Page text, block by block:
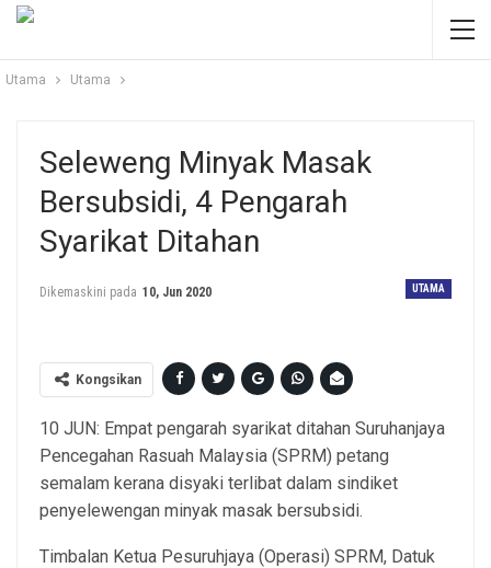
Utama Utama
Seleweng Minyak Masak
Bersubsidi, 4 Pengarah
Syarikat Ditahan
UTAMA
Dikemaskini pada 10, Jun 2020
Kongsikan
10 JUN: Empat pengarah syarikat ditahan Suruhanjaya
Pencegahan Rasuah Malaysia (SPRM) petang
semalam kerana disyaki terlibat dalam sindiket
penyelewengan minyak masak bersubsidi.
Timbalan Ketua Pesuruhjaya (Operasi) SPRM, Datuk